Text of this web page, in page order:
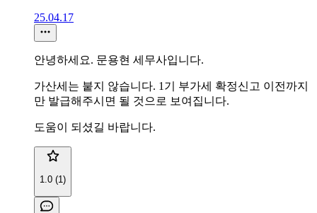
25.04.17
안녕하세요. 문용현 세무사입니다.
가산세는 붙지 않습니다. 1기 부가세 확정신고 이전까지
만 발급해주시면 될 것으로 보여집니다.
도움이 되셨길 바랍니다.
1.0 (1)